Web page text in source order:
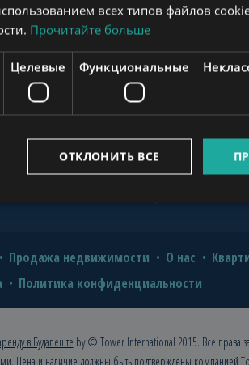
www.mybudapesthome.com
Продажа недвижимости О нас
Политика конфиденциальности
в Будапеште by © Tower International 2015. Все права
Цена и наличие должны быть подтверждены компанией
всех типов файлов
Прочитайте больше
Целевые Функциональные
ОТКЛОНИТЬ ВСЕ